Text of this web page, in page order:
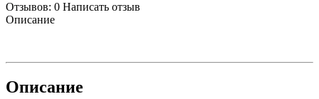
Отзывов: 0 Написать отзыв
Описание
Описание